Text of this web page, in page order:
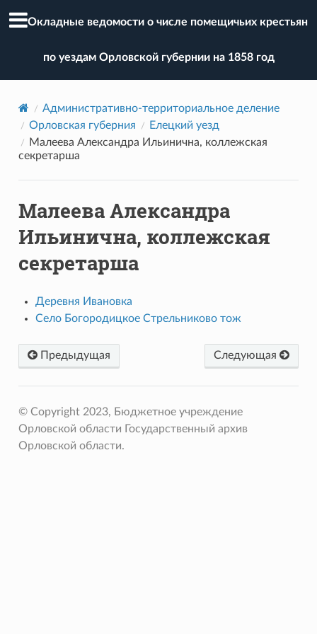
Окладные ведомости о числе помещичьих крестьян
по уездам Орловской губернии на 1858 год
Административно-территориальное деление
Орловская губерния
Елецкий уезд
Малеева Александра Ильинична, коллежская
секретарша
Малеева Александра
Ильинична, коллежская
секретарша
Деревня Ивановка
Село Богородицкое Стрельниково тож
Предыдущая Следующая
© Copyright 2023, Бюджетное учреждение
Орловской области Государственный архив
Орловской области.